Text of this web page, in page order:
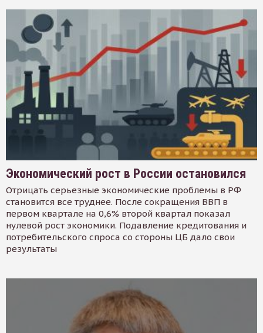
Экономический рост в России остановился
Отрицать серьезные экономические проблемы в РФ
становится все труднее. После сокращения ВВП в
первом квартале на 0,6% второй квартал показал
нулевой рост экономики. Подавление кредитования и
потребительского спроса со стороны ЦБ дало свои
результаты